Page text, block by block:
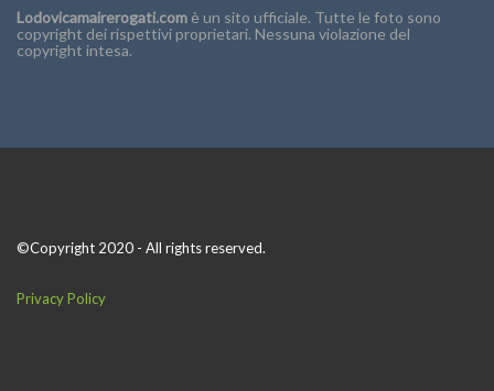
Lodovicamairerogati.com è un sito ufficiale. Tutte le foto sono
copyright dei rispettivi proprietari. Nessuna violazione del
copyright intesa.
©Copyright 2020 - All rights reserved.
Privacy Policy